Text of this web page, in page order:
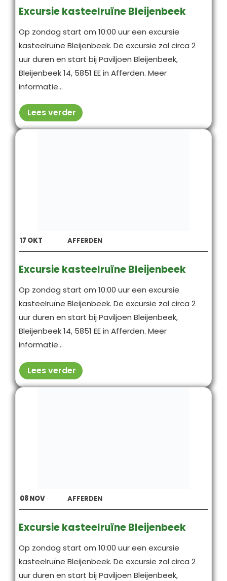
Excursie kasteelruïne Bleijenbeek
Op zondag start om 10:00 uur een excursie
kasteelruïne Bleijenbeek. De excursie zal circa 2
uur duren en start bij Paviljoen Bleijenbeek,
Bleijenbeek 14, 5851 EE in Afferden. Meer
informatie...
Lees verder
17 OKT AFFERDEN
Excursie kasteelruïne Bleijenbeek
Op zondag start om 10:00 uur een excursie
kasteelruïne Bleijenbeek. De excursie zal circa 2
uur duren en start bij Paviljoen Bleijenbeek,
Bleijenbeek 14, 5851 EE in Afferden. Meer
informatie...
Lees verder
08NOV AFFERDEN
Excursie kasteelruïne Bleijenbeek
Op zondag start om 10:00 uur een excursie
kasteelruïne Bleijenbeek. De excursie zal circa 2
uur duren en start bij Paviljoen Bleijenbeek,